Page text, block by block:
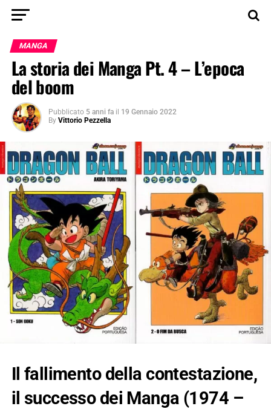
MANGA
La storia dei Manga Pt. 4 – L’epoca
del boom
Pubblicato 5 anni fa il 19 Gennaio 2022
By Vittorio Pezzella
Il fallimento della contestazione,
il successo dei Manga (1974 –